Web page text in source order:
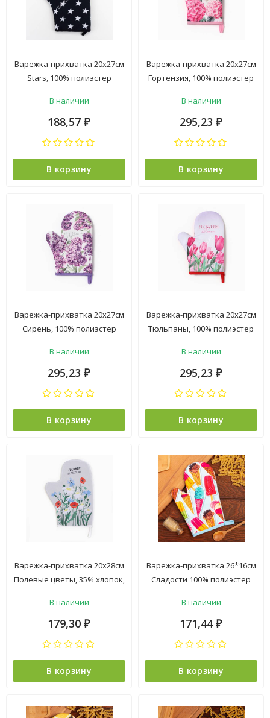
Варежка-прихватка 20х27см
Stars, 100% полиэстер
В наличии
188,57 ₽
В корзину
Варежка-прихватка 20х27см
Гортензия, 100% полиэстер
В наличии
295,23 ₽
В корзину
Варежка-прихватка 20х27см
Сирень, 100% полиэстер
В наличии
295,23 ₽
В корзину
Варежка-прихватка 20х27см
Тюльпаны, 100% полиэстер
В наличии
295,23 ₽
В корзину
Варежка-прихватка 20х28см
Полевые цветы, 35% хлопок,
м2 Доляна *1
В наличии
179,30 ₽
В корзину
Варежка-прихватка 26*16см
Сладости 100% полиэстер
В наличии
171,44 ₽
В корзину